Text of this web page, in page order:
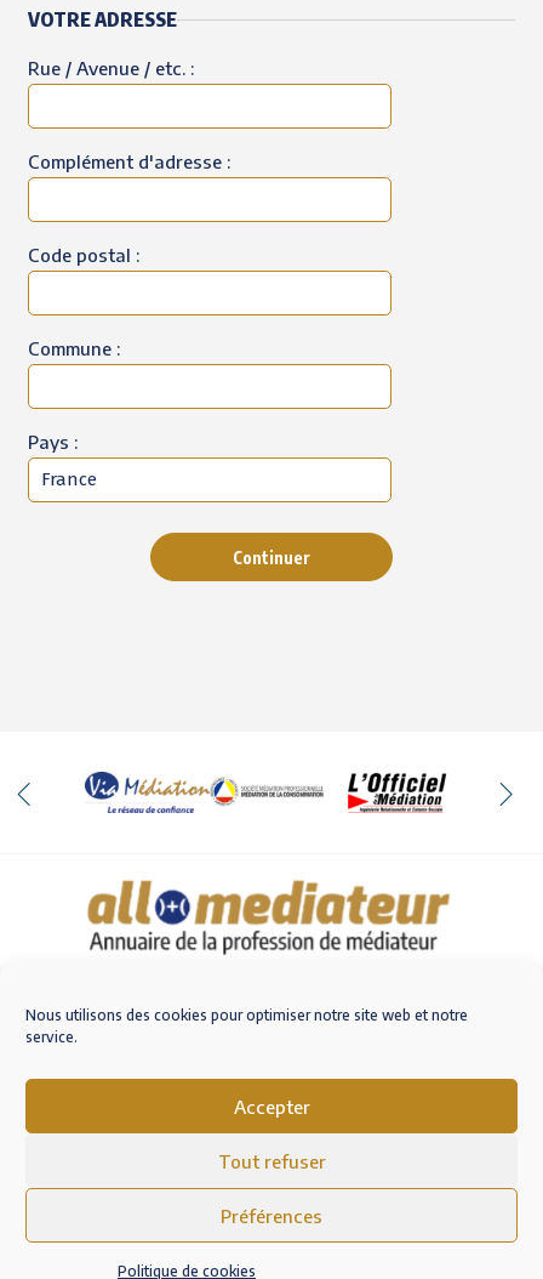
Nous utilisons des cookies pour optimiser notre site web et notre
service.
Accepter
Tout refuser
Préférences
Politique de cookies
VOTRE ADRESSE
Rue / Avenue / etc. :
Complément d'adresse :
Code postal :
Commune :
Pays :
Continuer
M'inscrire sur AlloMediateur
Mentions légales – RGPD
Conditions Générales d’Utilisation
Politique de cookies (EU)